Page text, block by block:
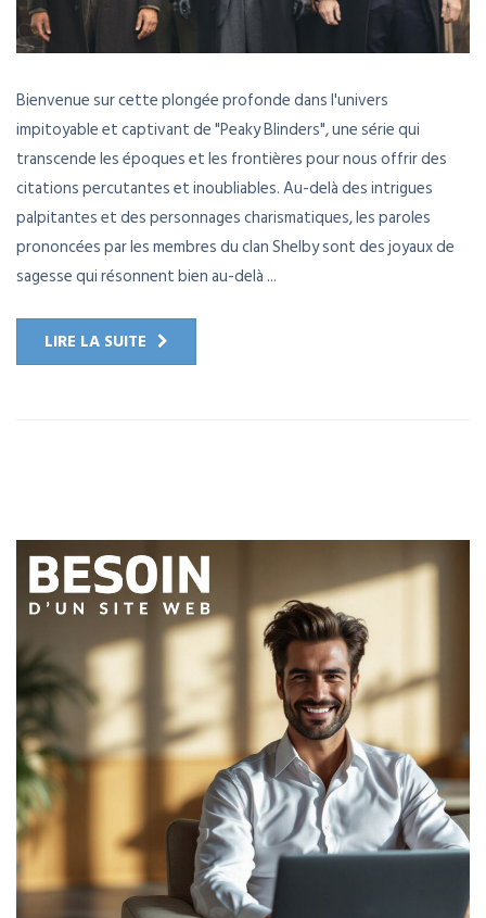
Bienvenue sur cette plongée profonde dans l'univers
impitoyable et captivant de "Peaky Blinders", une série qui
transcende les époques et les frontières pour nous offrir des
citations percutantes et inoubliables. Au-delà des intrigues
palpitantes et des personnages charismatiques, les paroles
prononcées par les membres du clan Shelby sont des joyaux de
sagesse qui résonnent bien au-delà ...
LIRE LA SUITE